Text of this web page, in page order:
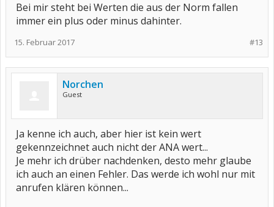
Bei mir steht bei Werten die aus der Norm fallen
immer ein plus oder minus dahinter.
#13
15. Februar 2017
Norchen
Guest
Ja kenne ich auch, aber hier ist kein wert
gekennzeichnet auch nicht der ANA wert...
Je mehr ich drüber nachdenken, desto mehr glaube
ich auch an einen Fehler. Das werde ich wohl nur mit
anrufen klären können...